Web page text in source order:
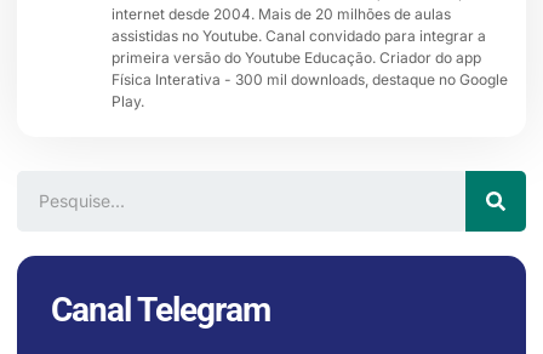
internet desde 2004. Mais de 20 milhões de aulas
assistidas no Youtube. Canal convidado para integrar a
primeira versão do Youtube Educação. Criador do app
Física Interativa - 300 mil downloads, destaque no Google
Play.
Canal Telegram